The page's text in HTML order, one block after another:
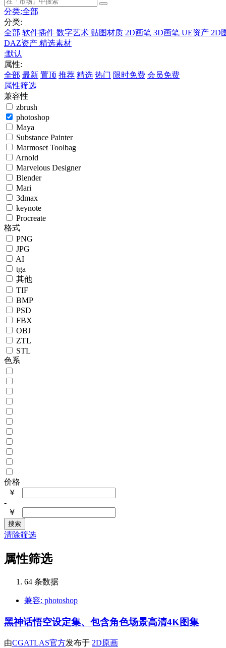
分类:全部
分类:
全部 软件插件 数字艺术 贴图材质 2D画笔 3D画笔 UE资产 2D
DAZ资产 精选素材
:默认
属性:
全部 最新 置顶 推荐 精选 热门 限时免费 会员免费
属性筛选
兼容性
zbrush
photoshop
Maya
Substance Painter
Marmoset Toolbag
Arnold
Marvelous Designer
Blender
Mari
3dmax
keynote
Procreate
格式
PNG
JPG
AI
tga
其他
TIF
BMP
PSD
FBX
OBJ
ZTL
STL
色系
价格
￥
-
￥
搜索
清除筛选
属性筛选
64 条数据
兼容: photoshop
黑神话悟空设定集、包含角色场景高清4K图集
由CGATLAS官方发布于 2D原画